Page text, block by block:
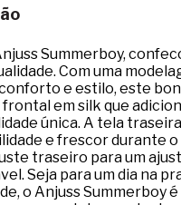
Summerboy,
Com uma
e estilo, este
em silk que
única. A tela
e frescor durante o
traseiro para um
Seja para um dia na
o Anjuss Summerboy